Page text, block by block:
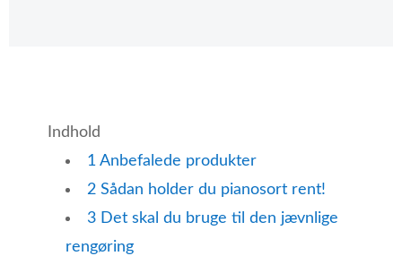
Indhold
1Anbefalede produkter
2Sådan holder du pianosort rent!
3Det skal du bruge til den jævnlige
rengøring